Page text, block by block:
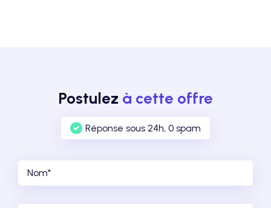
Postulez à cette offre
Réponse sous 24h, 0 spam